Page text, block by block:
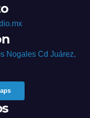
Nogales Cd Juárez,